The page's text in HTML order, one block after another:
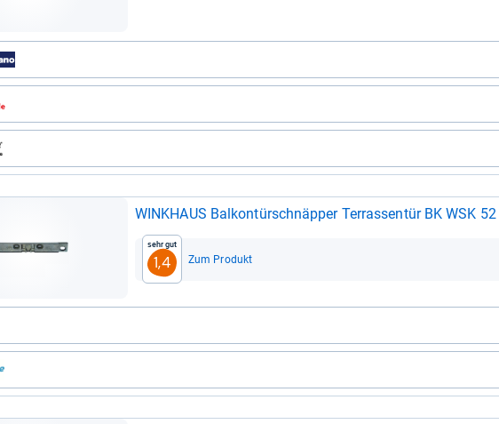
WINK­HAUS Bal­kon­tür­schnäp­per Ter­ras­sen­tür BK WSK
Sehr gut
1,4 Zum Produkt